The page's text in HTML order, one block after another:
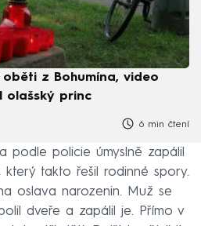
oběti z Bohumína, video
olašský princ
6 min čtení
podle policie úmyslně zapálil
který takto řešil rodinné spory.
oslava narozenin. Muž se
dveře a zapálil je. Přímo v